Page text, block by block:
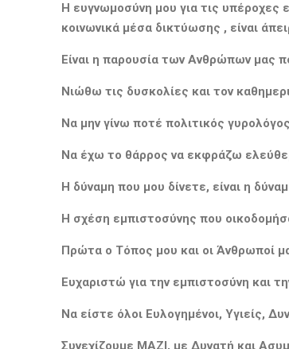
Η ευγνωμοσύνη μου για τις υπέροχες
κοινωνικά μέσα δικτύωσης , είναι
Είναι η παρουσία των Ανθρώπων μας
Νιώθω τις δυσκολίες και τον
Να μην γίνω ποτέ πολιτικός
Να έχω το θάρρος να εκφράζω
Η δύναμη που μου δίνετε, είναι η
Η σχέση εμπιστοσύνης που
Πρώτα ο Τόπος μου και οι Άνθρωποί
Ευχαριστώ για την εμπιστοσύνη και
Να είστε όλοι Ευλογημένοι, Υγιείς,
Συνεχίζουμε ΜΑΖΙ, με Δυνατή και